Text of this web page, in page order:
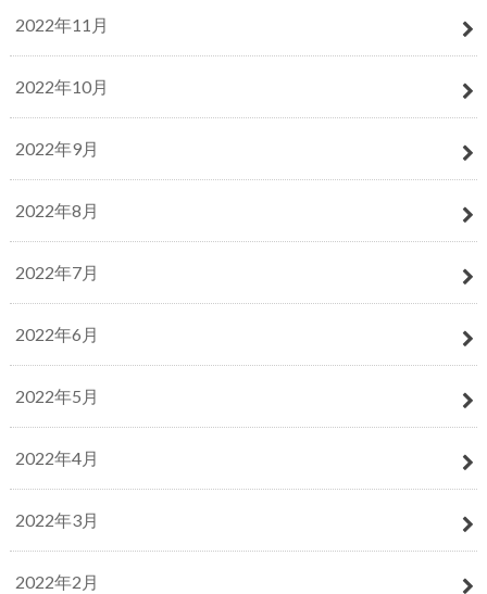
2022年11月
2022年10月
2022年9月
2022年8月
2022年7月
2022年6月
2022年5月
2022年4月
2022年3月
2022年2月